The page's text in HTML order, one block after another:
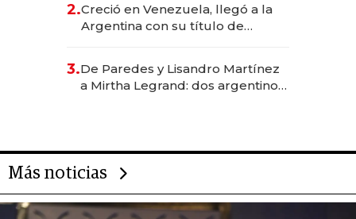
2.Creció en Venezuela, llegó a la
Argentina con su título de
las marcas "fast premium"
3.De Paredes y Lisandro Martínez
a Mirtha Legrand: dos argentinos
Más noticias